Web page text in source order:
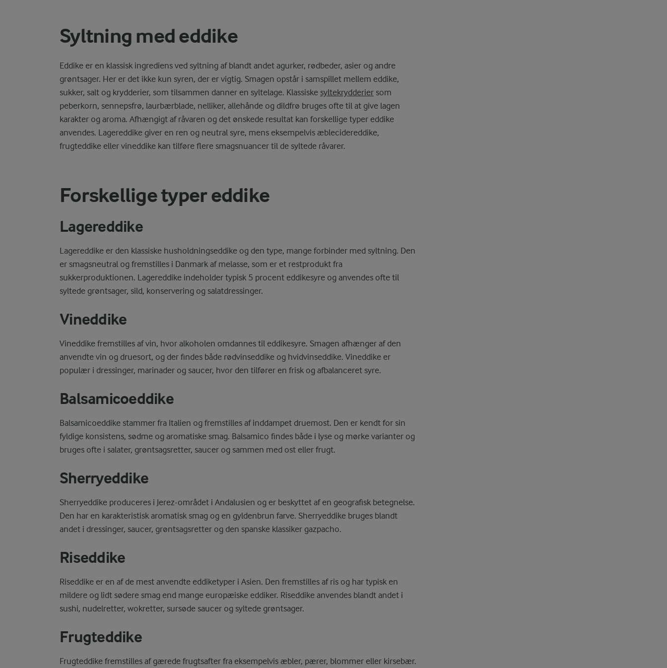
Syltning med eddike
Eddike er en klassisk ingrediens ved syltning af blandt andet agurker, rødbeder, asier og andre
grøntsager. Her er det ikke kun syren, der er vigtig. Smagen opstår i samspillet mellem eddike,
sukker, salt og krydderier, som tilsammen danner en syltelage. Klassiske syltekrydderier som
peberkorn, sennepsfrø, laurbærblade, nelliker, allehånde og dildfrø bruges ofte til at give lagen
karakter og aroma. Afhængigt af råvaren og det ønskede resultat kan forskellige typer eddike
anvendes. Lagereddike giver en ren og neutral syre, mens eksempelvis æblecidereddike,
frugteddike eller vineddike kan tilføre flere smagsnuancer til de syltede råvarer.
Forskellige typer eddike
Lagereddike
Lagereddike er den klassiske husholdningseddike og den type, mange forbinder med syltning. Den
er smagsneutral og fremstilles i Danmark af melasse, som er et restprodukt fra
sukkerproduktionen. Lagereddike indeholder typisk 5 procent eddikesyre og anvendes ofte til
syltede grøntsager, sild, konservering og salatdressinger.
Vineddike
Vineddike fremstilles af vin, hvor alkoholen omdannes til eddikesyre. Smagen afhænger af den
anvendte vin og druesort, og der findes både rødvinseddike og hvidvinseddike. Vineddike er
populær i dressinger, marinader og saucer, hvor den tilfører en frisk og afbalanceret syre.
Balsamicoeddike
Balsamicoeddike stammer fra Italien og fremstilles af inddampet druemost. Den er kendt for sin
fyldige konsistens, sødme og aromatiske smag. Balsamico findes både i lyse og mørke varianter og
bruges ofte i salater, grøntsagsretter, saucer og sammen med ost eller frugt.
Sherryeddike
Sherryeddike produceres i Jerez-området i Andalusien og er beskyttet af en geografisk betegnelse.
Den har en karakteristisk aromatisk smag og en gyldenbrun farve. Sherryeddike bruges blandt
andet i dressinger, saucer, grøntsagsretter og den spanske klassiker gazpacho.
Riseddike
Riseddike er en af de mest anvendte eddiketyper i Asien. Den fremstilles af ris og har typisk en
mildere og lidt sødere smag end mange europæiske eddiker. Riseddike anvendes blandt andet i
sushi, nudelretter, wokretter, sursøde saucer og syltede grøntsager.
Frugteddike
Frugteddike fremstilles af gærede frugtsafter fra eksempelvis æbler, pærer, blommer eller kirsebær.